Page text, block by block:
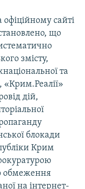
сайті
що
змісту,
та
«Крим.Реалії»
дій,
блокади
Крим
обмеження
на інтернет-